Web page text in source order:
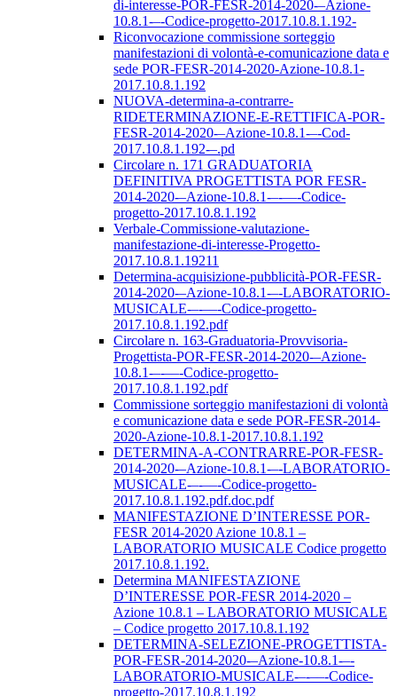
di-interesse-POR-FESR-2014-2020-–Azione-
10.8.1-–-Codice-progetto-2017.10.8.1.192-
Riconvocazione commissione sorteggio
manifestazioni di volontà-e-comunicazione data e
sede POR-FESR-2014-2020-Azione-10.8.1-
2017.10.8.1.192
NUOVA-determina-a-contrarre-
RIDETERMINAZIONE-E-RETTIFICA-POR-
FESR-2014-2020-–Azione-10.8.1-–-Cod-
2017.10.8.1.192-–.pd
Circolare n. 171 GRADUATORIA
DEFINITIVA PROGETTISTA POR FESR-
2014-2020-–Azione-10.8.1-–-––-Codice-
progetto-2017.10.8.1.192
Verbale-Commissione-valutazione-
manifestazione-di-interesse-Progetto-
2017.10.8.1.19211
Determina-acquisizione-pubblicità-POR-FESR-
2014-2020-–Azione-10.8.1-–-LABORATORIO-
MUSICALE-–-––-Codice-progetto-
2017.10.8.1.192.pdf
Circolare n. 163-Graduatoria-Provvisoria-
Progettista-POR-FESR-2014-2020-–Azione-
10.8.1-–-––-Codice-progetto-
2017.10.8.1.192.pdf
Commissione sorteggio manifestazioni di volontà
e comunicazione data e sede POR-FESR-2014-
2020-Azione-10.8.1-2017.10.8.1.192
DETERMINA-A-CONTRARRE-POR-FESR-
2014-2020-–Azione-10.8.1-–-LABORATORIO-
MUSICALE-–-––-Codice-progetto-
2017.10.8.1.192.pdf.doc.pdf
MANIFESTAZIONE D’INTERESSE POR-
FESR 2014-2020 Azione 10.8.1 –
LABORATORIO MUSICALE Codice progetto
2017.10.8.1.192.
Determina MANIFESTAZIONE
D’INTERESSE POR-FESR 2014-2020 –
Azione 10.8.1 – LABORATORIO MUSICALE
– Codice progetto 2017.10.8.1.192
DETERMINA-SELEZIONE-PROGETTISTA-
POR-FESR-2014-2020-–Azione-10.8.1-–-
LABORATORIO-MUSICALE-–-––-Codice-
progetto-2017.10.8.1.192